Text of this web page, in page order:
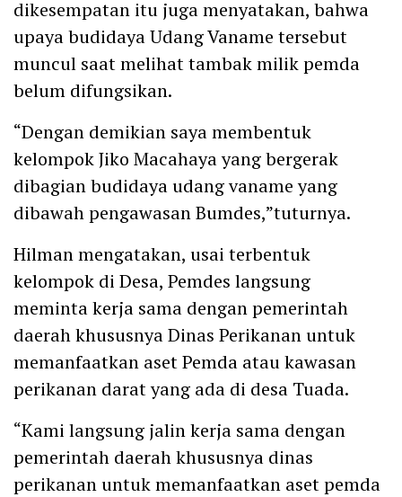
dikesempatan itu juga menyatakan, bahwa
upaya budidaya Udang Vaname tersebut
muncul saat melihat tambak milik pemda
belum difungsikan.
“Dengan demikian saya membentuk
kelompok Jiko Macahaya yang bergerak
dibagian budidaya udang vaname yang
dibawah pengawasan Bumdes,”tuturnya.
Hilman mengatakan, usai terbentuk
kelompok di Desa, Pemdes langsung
meminta kerja sama dengan pemerintah
daerah khususnya Dinas Perikanan untuk
memanfaatkan aset Pemda atau kawasan
perikanan darat yang ada di desa Tuada.
“Kami langsung jalin kerja sama dengan
pemerintah daerah khususnya dinas
perikanan untuk memanfaatkan aset pemda